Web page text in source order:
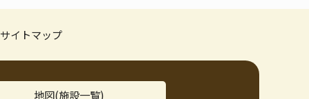
サイトマップ
地図(施設一覧)